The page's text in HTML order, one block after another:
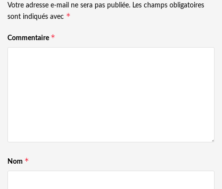
Votre adresse e-mail ne sera pas publiée. Les champs obligatoires
sont indiqués avec *
Commentaire *
Nom *